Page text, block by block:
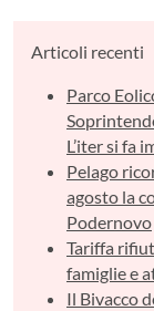
Articoli recenti
Parco
L’iter si fa
Pelago
agosto la
Podernovo
Tariffa
famiglie e
Il Bivacco